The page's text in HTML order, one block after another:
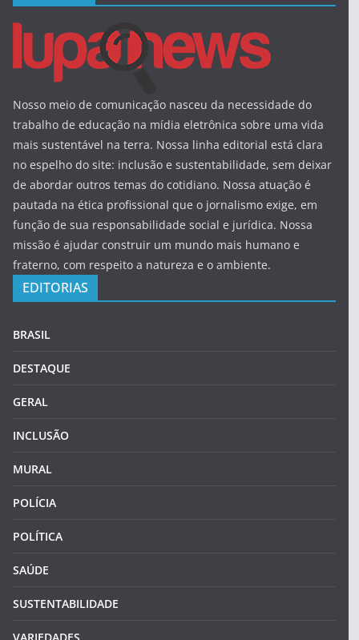
Nosso meio de comunicação nasceu da necessidade do
trabalho de educação na mídia eletrônica sobre uma vida
mais sustentável na terra. Nossa linha editorial está clara
no espelho do site: inclusão e sustentabilidade, sem deixar
de abordar outros temas do cotidiano. Nossa atuação é
pautada na ética profissional que o jornalismo exige, em
função de sua responsabilidade social e jurídica. Nossa
missão é ajudar construir um mundo mais humano e
fraterno, com respeito a natureza e o ambiente.
EDITORIAS
BRASIL
DESTAQUE
GERAL
INCLUSÃO
MURAL
POLÍCIA
POLÍTICA
SAÚDE
SUSTENTABILIDADE